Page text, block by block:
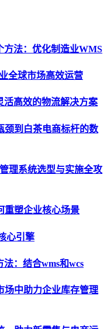
方法：优化制造业WMS
全球市场高效运营
活高效的物流解决方案
颈到白茶电商标杆的数
理系统选型与实施全攻
重塑企业核心场景
心引擎
：结合wms和wcs
场中助力企业库存管理